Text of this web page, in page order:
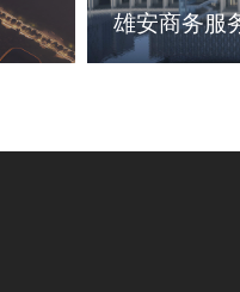
雄安商务服